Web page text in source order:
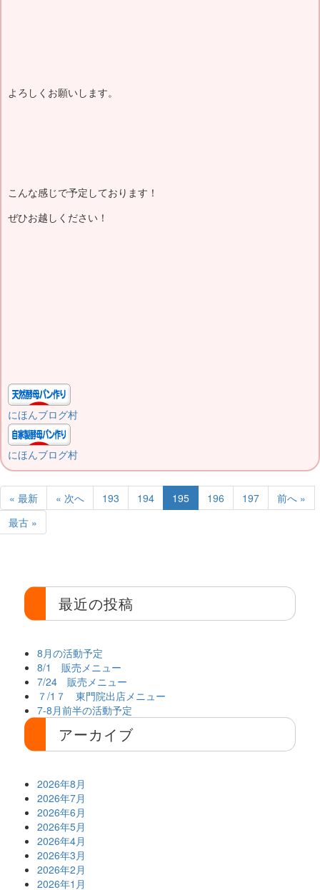
よろしくお願いします。
こんな感じで予定しております！
ぜひお越しください！
にほんブログ村
にほんブログ村
« 最新 « 次へ 193 194 195 196 197
前へ »
最古 »
最近の投稿
8月の活動予定
8/1 販売メニュー
7/24 販売メニュー
７/1７ 東門院出店メニュー
7-8月前半の活動予定
アーカイブ
2026年8月
2026年7月
2026年6月
2026年5月
2026年4月
2026年3月
2026年2月
2026年1月